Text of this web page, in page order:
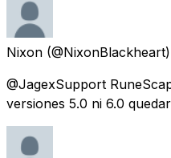
Nixon
@JagexSupport
versiones 5.0 ni 6.0